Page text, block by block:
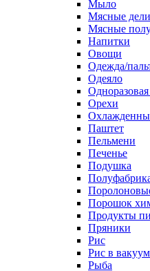
Мыло
Мясные
Мясные
Напитки
Овощи
Одежда/
Одеяло
Одноразовая
Орехи
Паштет
Пельмени
Печенье
Подушка
Порошок
Продукты
Пряники
Рис
Рис в
Рыба